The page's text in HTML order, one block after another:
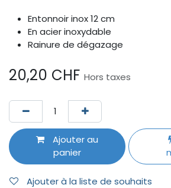
Entonnoir inox 12 cm
En acier inoxydable
Rainure de dégazage
20,20 CHF Hors taxes
Ajouter au
panier
Ajouter à la liste de souhaits